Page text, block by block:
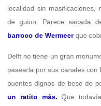
localidad sin
de guion. Parece sacada
barroco de Wermeer que
Delft no tiene un gran
pasearla por sus canales
puentes dignos de beso de
un ratito más. Que